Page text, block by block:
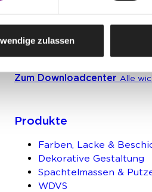
zulassen
Für Gewerbekunden
Zum Downloadcenter Alle
Produkte
Farben, Lacke &
Dekorative Gestaltung
Spachtelmassen &
WDVS